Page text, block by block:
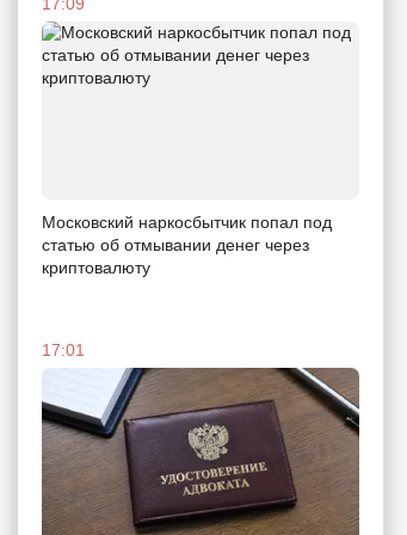
Московский наркосбытчик попал под
статью об отмывании денег через
криптовалюту
17:01